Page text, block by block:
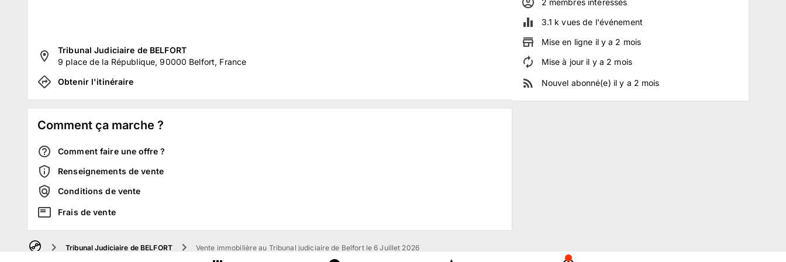
Tribunal Judiciaire de BELFORT
9 place de la République, 90000 Belfort, France
Obtenir l'itinéraire
Comment ça marche ?
Comment faire une offre ?
Renseignements de vente
Conditions de vente
Frais de vente
2 membresintéressés
3.1 k vues de l'événement
Mise en ligne il y a 2 mois
Mise à jour il y a 2 mois
Nouvel abonné(e) il y a 2 mois
Tribunal Judiciaire de BELFORT Vente immobilière au Tribunal judiciaire de Belfort le 6 Juillet 2026